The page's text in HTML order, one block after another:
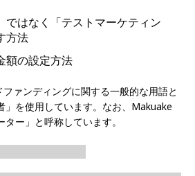
ではなく「テストマーケティン
方法
額の設定方法
ァンディングに関する一般的な用語と
」を使用しています。なお、Makuake
ー」と呼称しています。